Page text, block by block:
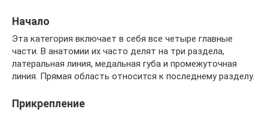
Начало
Эта категория включает в себя все четыре главные
части. В анатомии их часто делят на три раздела,
латеральная линия, медальная губа и промежуточная
линия. Прямая область относится к последнему разделу.
Прикрепление